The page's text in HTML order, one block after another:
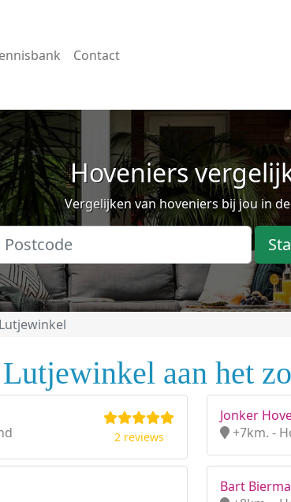
Contact
Hoveniers
Vergelijken van hoveniers bij jou in
Lutjewinkel
aan het
2 reviews
Jonker
+7km. -
Bart